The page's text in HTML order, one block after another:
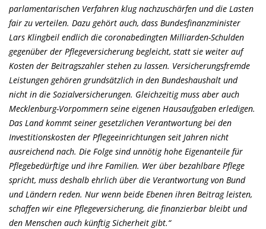
parlamentarischen Verfahren klug nachzuschärfen und die Lasten
fair zu verteilen. Dazu gehört auch, dass Bundesfinanzminister
Lars Klingbeil endlich die coronabedingten Milliarden-Schulden
gegenüber der Pflegeversicherung begleicht, statt sie weiter auf
Kosten der Beitragszahler stehen zu lassen. Versicherungsfremde
Leistungen gehören grundsätzlich in den Bundeshaushalt und
nicht in die Sozialversicherungen. Gleichzeitig muss aber auch
Mecklenburg-Vorpommern seine eigenen Hausaufgaben erledigen.
Das Land kommt seiner gesetzlichen Verantwortung bei den
Investitionskosten der Pflegeeinrichtungen seit Jahren nicht
ausreichend nach. Die Folge sind unnötig hohe Eigenanteile für
Pflegebedürftige und ihre Familien. Wer über bezahlbare Pflege
spricht, muss deshalb ehrlich über die Verantwortung von Bund
und Ländern reden. Nur wenn beide Ebenen ihren Beitrag leisten,
schaffen wir eine Pflegeversicherung, die finanzierbar bleibt und
den Menschen auch künftig Sicherheit gibt.“